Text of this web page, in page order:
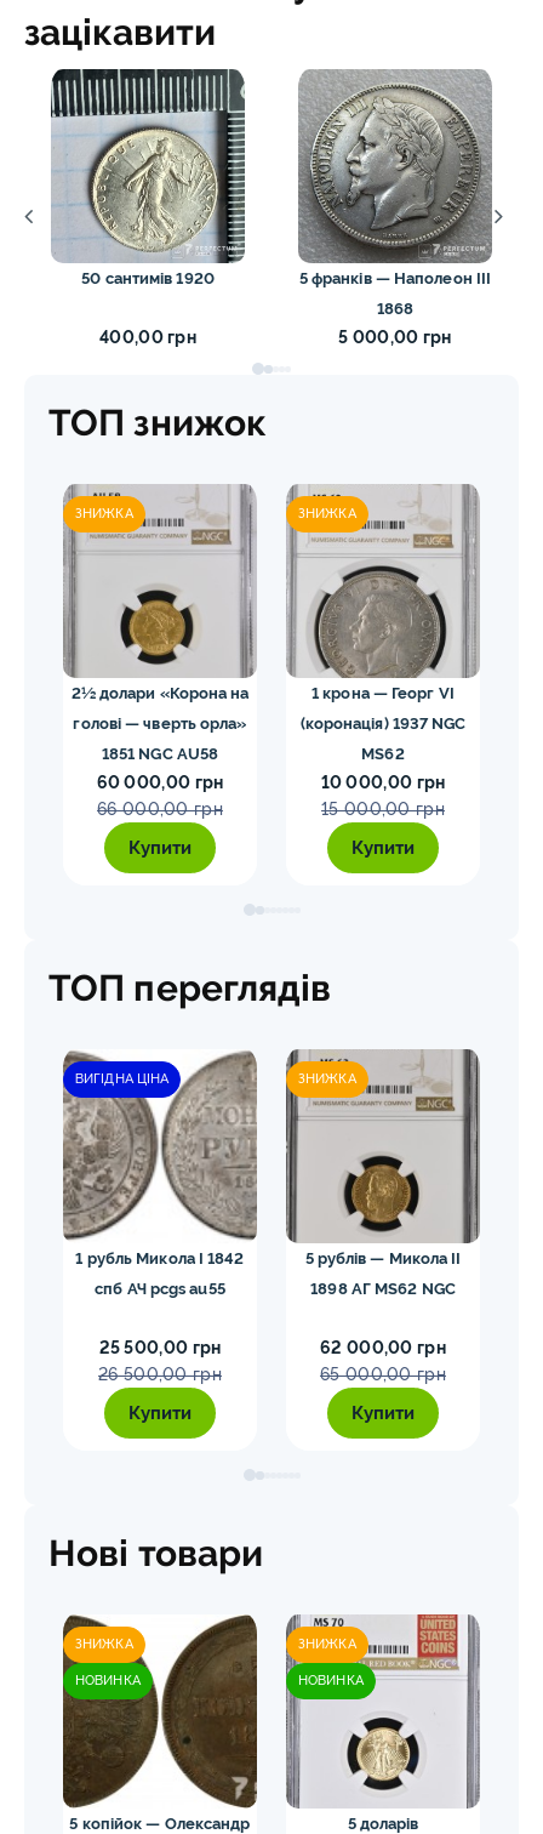
зацікавити
50 сантимів 1920
400,00 грн
5 франків — Наполеон III
1868
5 000,00 грн
ТОП знижок
ЗНИЖКА
2½ долари «Корона на
голові — чверть орла»
1851 NGC AU58
60 000,00 грн
66 000,00 грн
Купити
ЗНИЖКА
1 крона — Георг VI
(коронація) 1937 NGC
MS62
10 000,00 грн
15 000,00 грн
Купити
ТОП переглядів
ВИГІДНА ЦІНА
1 рубль Микола I 1842
спб АЧ pcgs au55
25 500,00 грн
26 500,00 грн
Купити
ЗНИЖКА
5 рублів — Микола II
1898 АГ MS62 NGC
62 000,00 грн
65 000,00 грн
Купити
Нові товари
ЗНИЖКА
НОВИНКА
5 копійок — Олександр
ЗНИЖКА
НОВИНКА
5 доларів